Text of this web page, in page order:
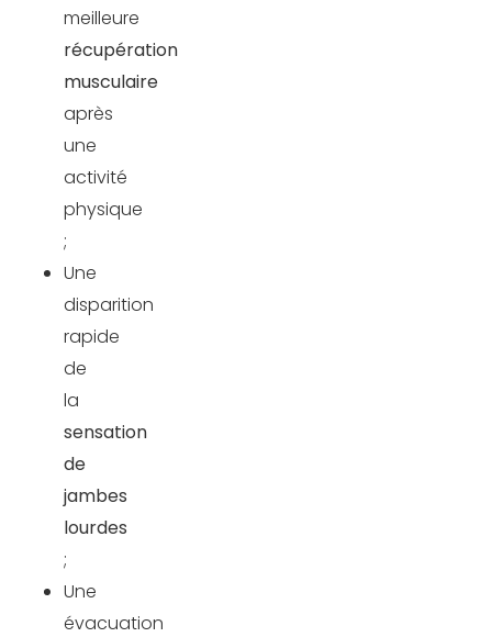
meilleure
récupération
musculaire
après
une
activité
physique
;
Une
disparition
rapide
de
la
sensation
de
jambes
lourdes
;
Une
évacuation